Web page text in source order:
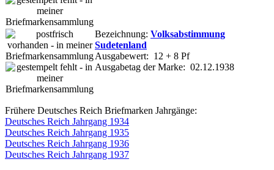
Bezeichnung: Volksabstimmung
Sudetenland
Ausgabewert: 12 + 8 Pf
Ausgabetag der Marke: 02.12.1938
Frühere Deutsches Reich Briefmarken Jahrgänge:
Deutsches Reich Jahrgang 1934
Deutsches Reich Jahrgang 1935
Deutsches Reich Jahrgang 1936
Deutsches Reich Jahrgang 1937